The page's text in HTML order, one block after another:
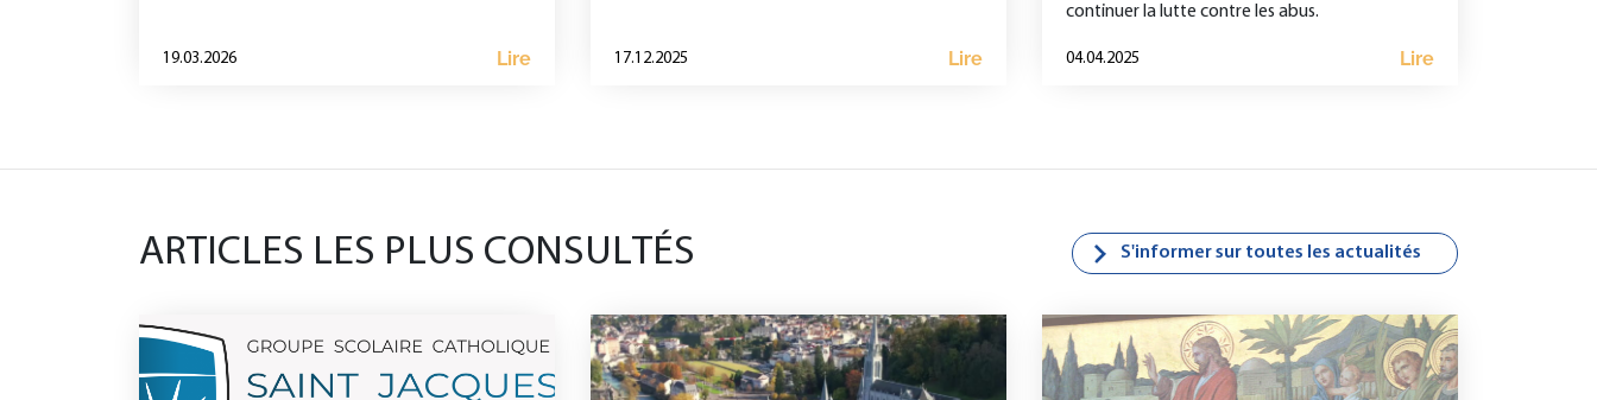
19.03.2026 Lire 17.12.2025 Lire
continuer la lutte contre les abus.
04.04.2025 Lire
ARTICLES LES PLUS CONSULTÉS S'informer sur toutes les actualités